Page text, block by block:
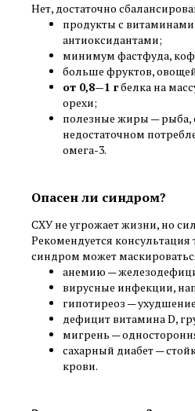
Нет, достаточно
продукты с
антиоксидантами;
минимум фастфуда,
больше фруктов,
от 0,8—1 гбелка на
орехи;
полезные жиры — рыба,
недостаточном
омега-3.
Опасен ли синдром?
СХУ не угрожает жизни, но
Рекомендуется консультация
синдром может
анемию —
вирусные инфекции,
гипотиреоз —
дефицит витамина D,
мигрень —
сахарный диабет —
крови.